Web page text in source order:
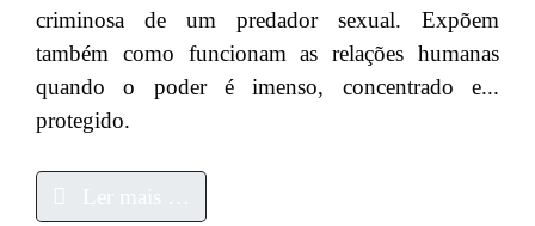
criminosa de um predador sexual. Expõem
também como funcionam as relações humanas
quando o poder é imenso, concentrado e...
protegido.